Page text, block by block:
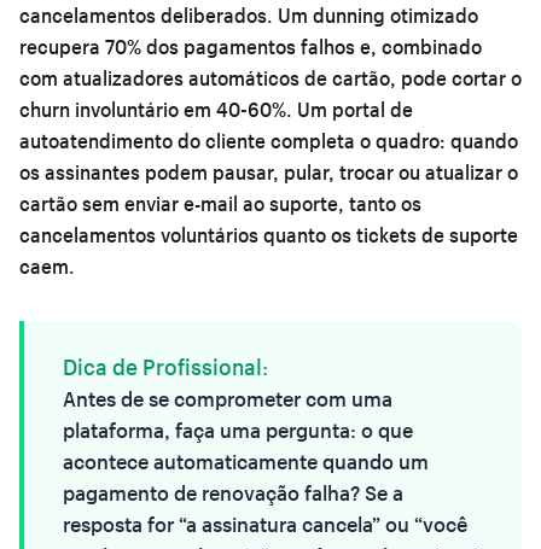
cancelamentos deliberados. Um dunning otimizado
recupera 70% dos pagamentos falhos e, combinado
com atualizadores automáticos de cartão, pode cortar o
churn involuntário em 40-60%. Um portal de
autoatendimento do cliente completa o quadro: quando
os assinantes podem pausar, pular, trocar ou atualizar o
cartão sem enviar e-mail ao suporte, tanto os
cancelamentos voluntários quanto os tickets de suporte
caem.
Dica de Profissional:
Antes de se comprometer com uma
plataforma, faça uma pergunta: o que
acontece automaticamente quando um
pagamento de renovação falha? Se a
resposta for “a assinatura cancela” ou “você